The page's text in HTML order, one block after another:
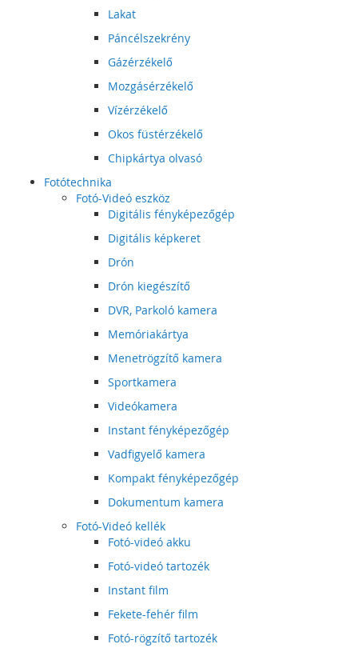
Lakat
Páncélszekrény
Gázérzékelő
Mozgásérzékelő
Vízérzékelő
Okos füstérzékelő
Chipkártya olvasó
Fotótechnika
Fotó-Videó eszköz
Digitális fényképezőgép
Digitális képkeret
Drón
Drón kiegészítő
DVR, Parkoló kamera
Memóriakártya
Menetrögzítő kamera
Sportkamera
Videókamera
Instant fényképezőgép
Vadfigyelő kamera
Kompakt fényképezőgép
Dokumentum kamera
Fotó-Videó kellék
Fotó-videó akku
Fotó-videó tartozék
Instant film
Fekete-fehér film
Fotó-rögzítő tartozék